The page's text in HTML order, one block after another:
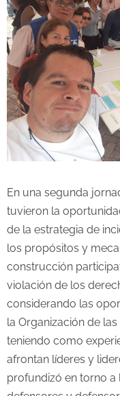
En una segunda
tuvieron la
de la estrategia de
los propósitos y
construcción
violación de los
considerando las
la Organización de
teniendo como
afrontan líderes y
profundizó en torno